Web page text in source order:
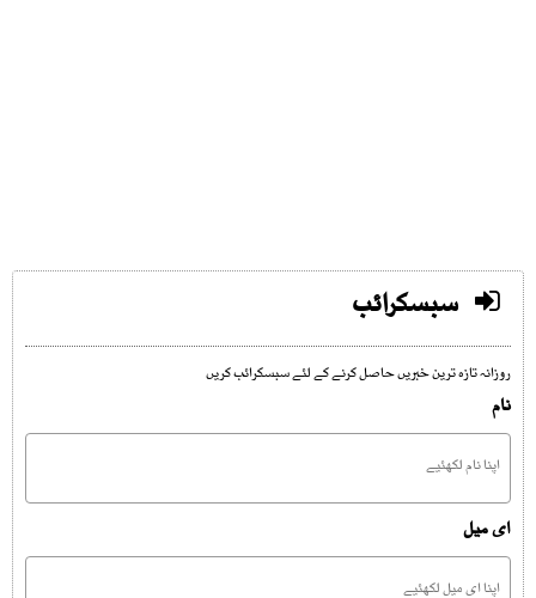
سبسکرائب
روزانہ تازہ ترین خبریں حاصل کرنے کے لئے سبسکرائب کریں
نام
ای میل